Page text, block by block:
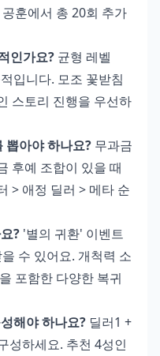
훈에서 총 20회 추가
인가요? 균형 레벨
입니다. 모조 꽃받침
스토리 진행을 우선하
뽑아야 하나요? 무과금
후예 조합이 있을 때
> 애정 딜러 > 메타 순
? '별의 귀환' 이벤트
수 있어요. 개척력 소
포함한 다양한 복귀
해야 하나요? 딜러1 +
성하세요. 추천 4성인